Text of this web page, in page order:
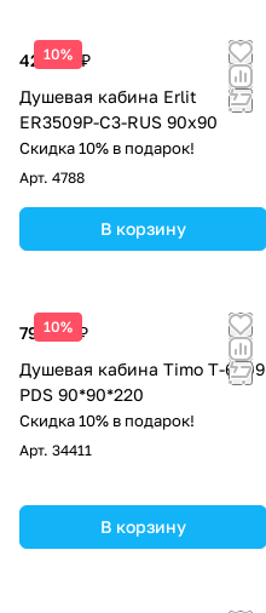
10%
42 380 ₽
Душевая кабина Erlit
ER3509P-C3-RUS 90x90
Скидка 10% в подарок!
Арт. 4788
В корзину
10%
79 700 ₽
Душевая кабина Timo T-6609
PDS 90*90*220
Скидка 10% в подарок!
Арт. 34411
В корзину